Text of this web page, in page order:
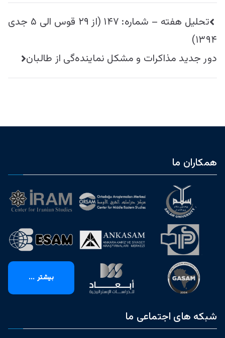
راهبری
نوشته
تحليل هفته – شماره: ۱۴۷ (از ۲۹ قوس الی ۵ جدی
۱۳۹۴)
دور جدید مذاکرات و مشکل نماینده‌گی از طالبان
همکاران ما
بیشتر ...
شبکه های اجتماعی ما